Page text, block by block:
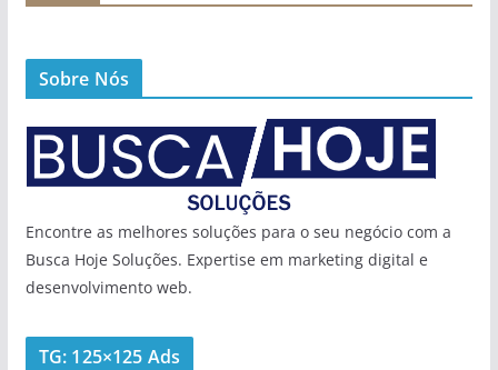
Sobre Nós
Encontre as melhores soluções para o seu negócio com a
Busca Hoje Soluções. Expertise em marketing digital e
desenvolvimento web.
TG: 125×125 Ads